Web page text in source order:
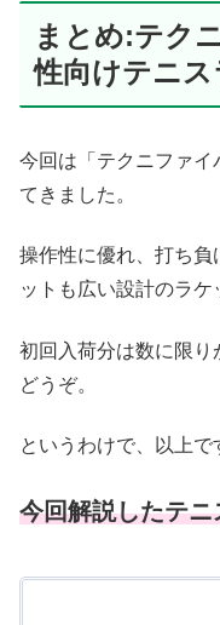
まとめ:テク
性向けテニ
今回は「テクニファイ
てきました。
操作性に優れ、打ち
ットも広い設計のラケ
初回入荷分は数に限り
どうぞ。
というわけで、以上で
今回解説したテニ